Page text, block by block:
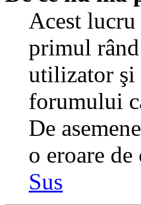
Acest
primul
utilizator şi
forumului
De
o eroare
Sus